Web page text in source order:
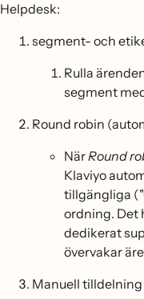
Helpdesk:
segment- och
Rulla
segment
Round robin
NärRound
Klaviyo
tillgängliga
ordning. Det
dedikerat
övervakar
Manuell tilldelning